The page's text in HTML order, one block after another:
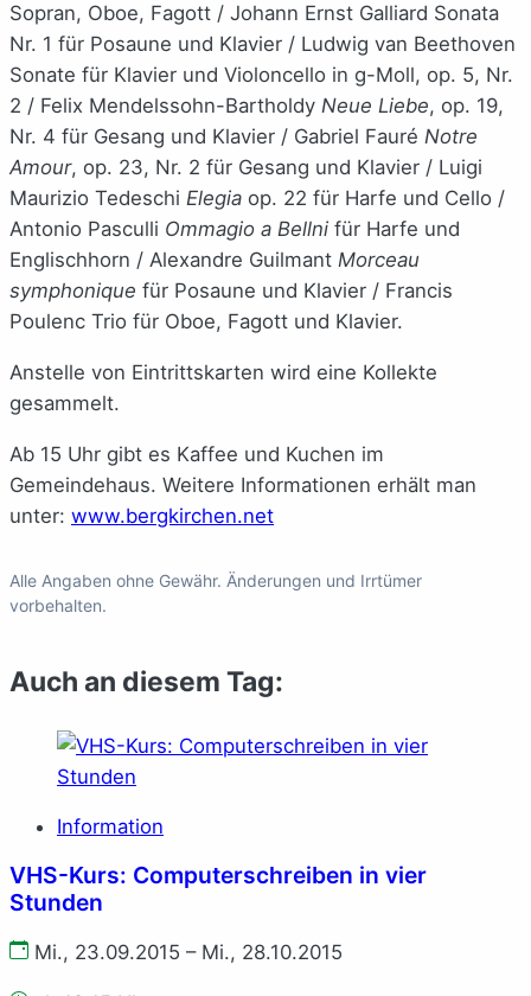
Sopran, Oboe, Fagott / Johann Ernst Galliard Sonata
Nr. 1 für Posaune und Klavier / Ludwig van Beethoven
Sonate für Klavier und Violoncello in g-Moll, op. 5, Nr.
2 / Felix Mendelssohn-Bartholdy Neue Liebe, op. 19,
Nr. 4 für Gesang und Klavier / Gabriel Fauré Notre
Amour, op. 23, Nr. 2 für Gesang und Klavier / Luigi
Maurizio Tedeschi Elegia op. 22 für Harfe und Cello /
Antonio Pasculli Ommagio a Bellni für Harfe und
Englischhorn / Alexandre Guilmant Morceau
symphonique für Posaune und Klavier / Francis
Poulenc Trio für Oboe, Fagott und Klavier.
Anstelle von Eintrittskarten wird eine Kollekte
gesammelt.
Ab 15 Uhr gibt es Kaffee und Kuchen im
Gemeindehaus. Weitere Informationen erhält man
unter: www.bergkirchen.net
Alle Angaben ohne Gewähr. Änderungen und Irrtümer
vorbehalten.
Auch an diesem Tag:
Information
VHS-Kurs: Computerschreiben in vier
Stunden
Mi., 23.09.2015 – Mi., 28.10.2015